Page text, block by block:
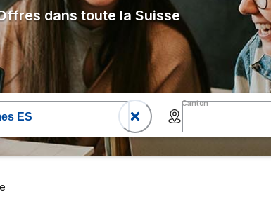
dans toute la Suisse
Canton